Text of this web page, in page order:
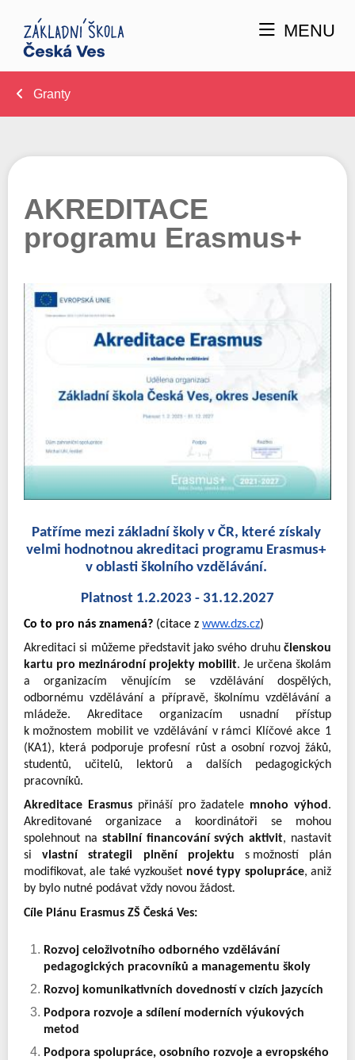
MENU
Granty
AKREDITACE
programu Erasmus+
Patříme mezi základní školy v ČR, které získaly
velmi hodnotnou akreditaci programu Erasmus+
v oblasti školního vzdělávání.
Platnost 1.2.2023 - 31.12.2027
Co to pro nás znamená? (citace z www.dzs.cz)
Akreditaci si můžeme představit jako svého druhu členskou
kartu pro mezinárodní projekty mobilit. Je určena školám
a organizacím věnujícím se vzdělávání dospělých,
odbornému vzdělávání a přípravě, školnímu vzdělávání a
mládeže. Akreditace organizacím usnadní přístup
k možnostem mobilit ve vzdělávání v rámci Klíčové akce 1
(KA1), která podporuje profesní růst a osobní rozvoj žáků,
studentů, učitelů, lektorů a dalších pedagogických
pracovníků.
Akreditace Erasmus přináší pro žadatele mnoho výhod.
Akreditované organizace a koordinátoři se mohou
spolehnout na stabilní financování svých aktivit, nastavit
si vlastní strategii plnění projektu s možností plán
modifikovat, ale také vyzkoušet nové typy spolupráce, aniž
by bylo nutné podávat vždy novou žádost.
Cíle Plánu Erasmus ZŠ Česká Ves:
Rozvoj celoživotního odborného vzdělávání
pedagogických pracovníků a managementu školy
Rozvoj komunikativních dovedností v cizích jazycích
Podpora rozvoje a sdílení moderních výukových
metod
Podpora spolupráce, osobního rozvoje a evropského